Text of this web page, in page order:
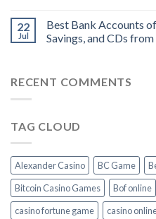
22
Jul
Best Bank Accounts
Savings, and CDs
RECENT COMMENTS
TAG CLOUD
Alexander Casino BC Game
Bitcoin Casino Games
Bof online
casino fortune game
casino